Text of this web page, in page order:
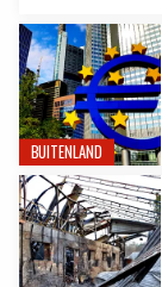
BUITENLAND